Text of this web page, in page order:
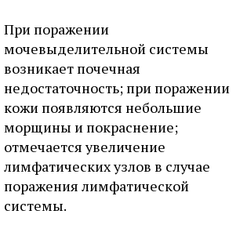
При поражении
мочевыделительной системы
возникает почечная
недостаточность; при поражении
кожи появляются небольшие
морщины и покраснение;
отмечается увеличение
лимфатических узлов в случае
поражения лимфатической
системы.